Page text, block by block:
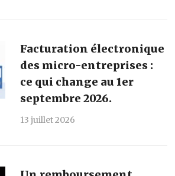
Facturation électronique
des micro-entreprises :
ce qui change au 1er
septembre 2026.
13 juillet 2026